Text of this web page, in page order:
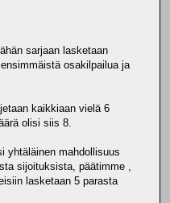
sarjaan lasketaan
osakilpailua ja
kaikkiaan vielä 6
olisi siis 8.
yhtäläinen mahdollisuus
sijoituksista, päätimme ,
lasketaan 5 parasta